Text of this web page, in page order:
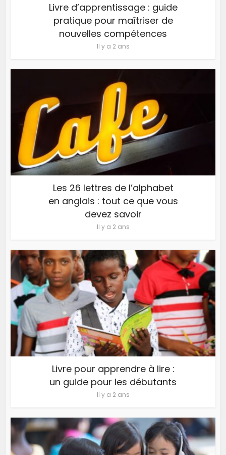
Livre d’apprentissage : guide
pratique pour maîtriser de
nouvelles compétences
Il y a 2 ans
Les 26 lettres de l’alphabet
en anglais : tout ce que vous
devez savoir
Il y a 2 ans
Livre pour apprendre à lire :
un guide pour les débutants
Il y a 2 ans